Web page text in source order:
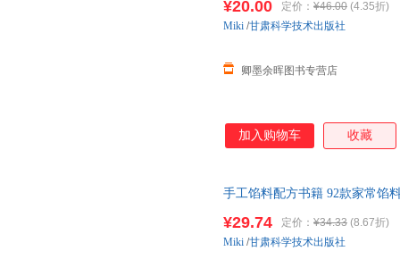
¥20.00 定价： ¥46.00 (4.35折)
卿墨余晖图书专营店
Miki /甘肃科学技术出版社
加入购物车 收藏
手工馅料配方书籍 92款家常馅
¥29.74 定价： ¥34.33 (8.67折)
Miki /甘肃科学技术出版社